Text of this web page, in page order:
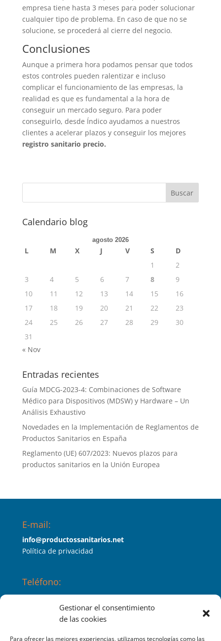
Gestionar el consentimiento
de las cookies
Para ofrecer las mejores experiencias, utilizamos tecnologías como las
empresa tiene hasta 3 meses para poder solucionar
cualquier tipo de problema. En caso de que no se
solucione, se procederá al cierre del negocio.
Conclusiones
Aunque a primera hora podamos pensar que todos
estos controles pueden ralentizar e incluso
complicar el funcionamiento de las empresas, la
realidad es que es fundamental a la hora de
conseguir un mercado seguro. Para poder
conseguirlo, desde Índico ayudamos a nuestros
clientes a acelerar plazos y conseguir los mejores
registro sanitario precio.
Calendario blog
agosto 2026
L M X J V S
D
1
2
3
4 5 6 7 8
9
10
11 12 13 14 15
16
17
18 19 20 21 22
23
24
25 26 27 28 29
30
31
« Nov
Entradas recientes
Guía MDCG-2023-4: Combinaciones de Software
Médico para Dispositivos (MDSW) y Hardware – Un
Análisis Exhaustivo
Novedades en la Implementación de Reglamentos de
Productos Sanitarios en España
Reglamento (UE) 607/2023: Nuevos plazos para
productos sanitarios en la Unión Europea
E-mail:
info@productossanitarios.net
Política de privacidad
Teléfono:
647453689